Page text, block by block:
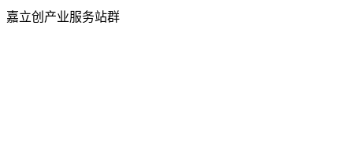
嘉立创产业服务站群